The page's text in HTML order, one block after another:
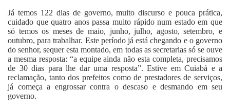
Já temos 122 dias de governo, muito discurso e pouca prática,
cuidado que quatro anos passa muito rápido num estado em que
só temos os meses de maio, junho, julho, agosto, setembro, e
outubro, para trabalhar. Este período já está chegando e o governo
do senhor, sequer esta montado, em todas as secretarias só se ouve
a mesma resposta: “a equipe ainda não esta completa, precisamos
de 30 dias para lhe dar uma resposta”. Estive em Cuiabá e a
reclamação, tanto dos prefeitos como de prestadores de serviços,
já começa a engrossar contra o descaso e desmando em seu
governo.